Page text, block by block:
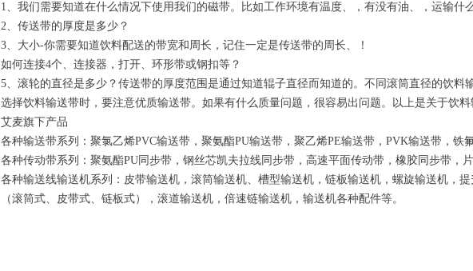
1、我们需要知道在什么情况下使用我们的磁带。比如工作环境有温度、，有没有油、，运输
2、传送带的厚度是多少？
3、大小-你需要知道饮料配送的带宽和周长，记住一定是传送带的周长、！
如何连接4个、连接器，打开、环形带或钢扣等？
5、滚轮的直径是多少？传送带的厚度范围是通过知道辊子直径而知道的。不同滚筒直径的饮料
选择饮料输送带时，要注意优质输送带。如果有什么质量问题，很容易出问题。以上是关于饮
艾麦旗下产品
各种输送带系列：聚氯乙烯PVC输送带，聚氨酯PU输送带，聚乙烯PE输送带，PVK输送带，
各种传动带系列：聚氨酯PU同步带，钢丝芯凯夫拉线同步带，高速平面传动带，橡胶同步带，
各种输送线输送机系列：皮带输送机，滚筒输送机、槽型输送机，链板输送机，螺旋输送机，
（滚筒式、皮带式、链板式），滚道输送机，倍速链输送机，输送机各种配件等。